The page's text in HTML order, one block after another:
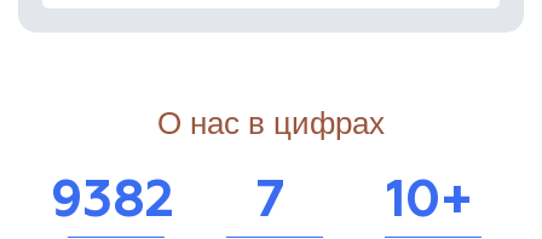
О нас в цифрах
9382 7 10+